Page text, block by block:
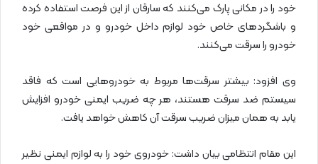
خود را در مکانی پارک می‌کنند که سارقان از این فرصت استفاده کرده
و باشگرد‌های خاص خود لوازم داخل خودرو و در مواقعی خود
خودرو را سرقت می‌کنند.
وی افزود: بیشتر سرقت‌ها مربوط به خودرو‌هایی است که فاقد
سیستم ضد سرقت هستند، هر چه ضریب ایمنی خودرو افزایش
یابد به همان میزان ضریب سرقت آن کاهش خواهد یافت.
این مقام انتظامی بیان داشت: خودروی خود را به لوازم ایمنی نظیر